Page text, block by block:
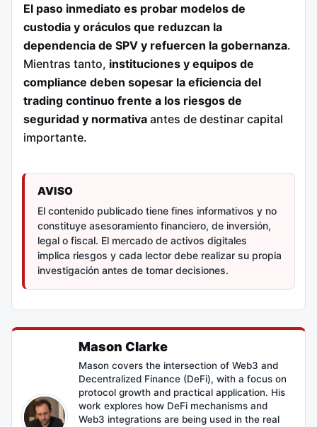
El paso inmediato es probar modelos de
custodia y oráculos que reduzcan la
dependencia de SPV y refuercen la gobernanza.
Mientras tanto, instituciones y equipos de
compliance deben sopesar la eficiencia del
trading continuo frente a los riesgos de
seguridad y normativa antes de destinar capital
importante.
AVISO
El contenido publicado tiene fines informativos y no
constituye asesoramiento financiero, de inversión,
legal o fiscal. El mercado de activos digitales
implica riesgos y cada lector debe realizar su propia
investigación antes de tomar decisiones.
Mason Clarke
Mason covers the intersection of Web3 and
Decentralized Finance (DeFi), with a focus on
protocol growth and practical application. His
work explores how DeFi mechanisms and
Web3 integrations are being used in the real